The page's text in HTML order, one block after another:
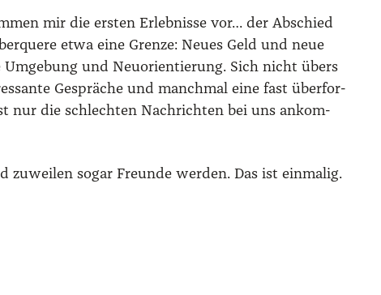
mir die ers­ten Erleb­nis­se vor… der Abschied
etwa eine Gren­ze: Neu­es Geld und neue
Umge­bung und Neu­ori­en­tie­rung. Sich nicht übers
Gesprä­che und manch­mal eine fast über­for­
nur die schlech­ten Nach­rich­ten bei uns ankom­
zuwei­len sogar Freun­de wer­den. Das ist ein­ma­lig.